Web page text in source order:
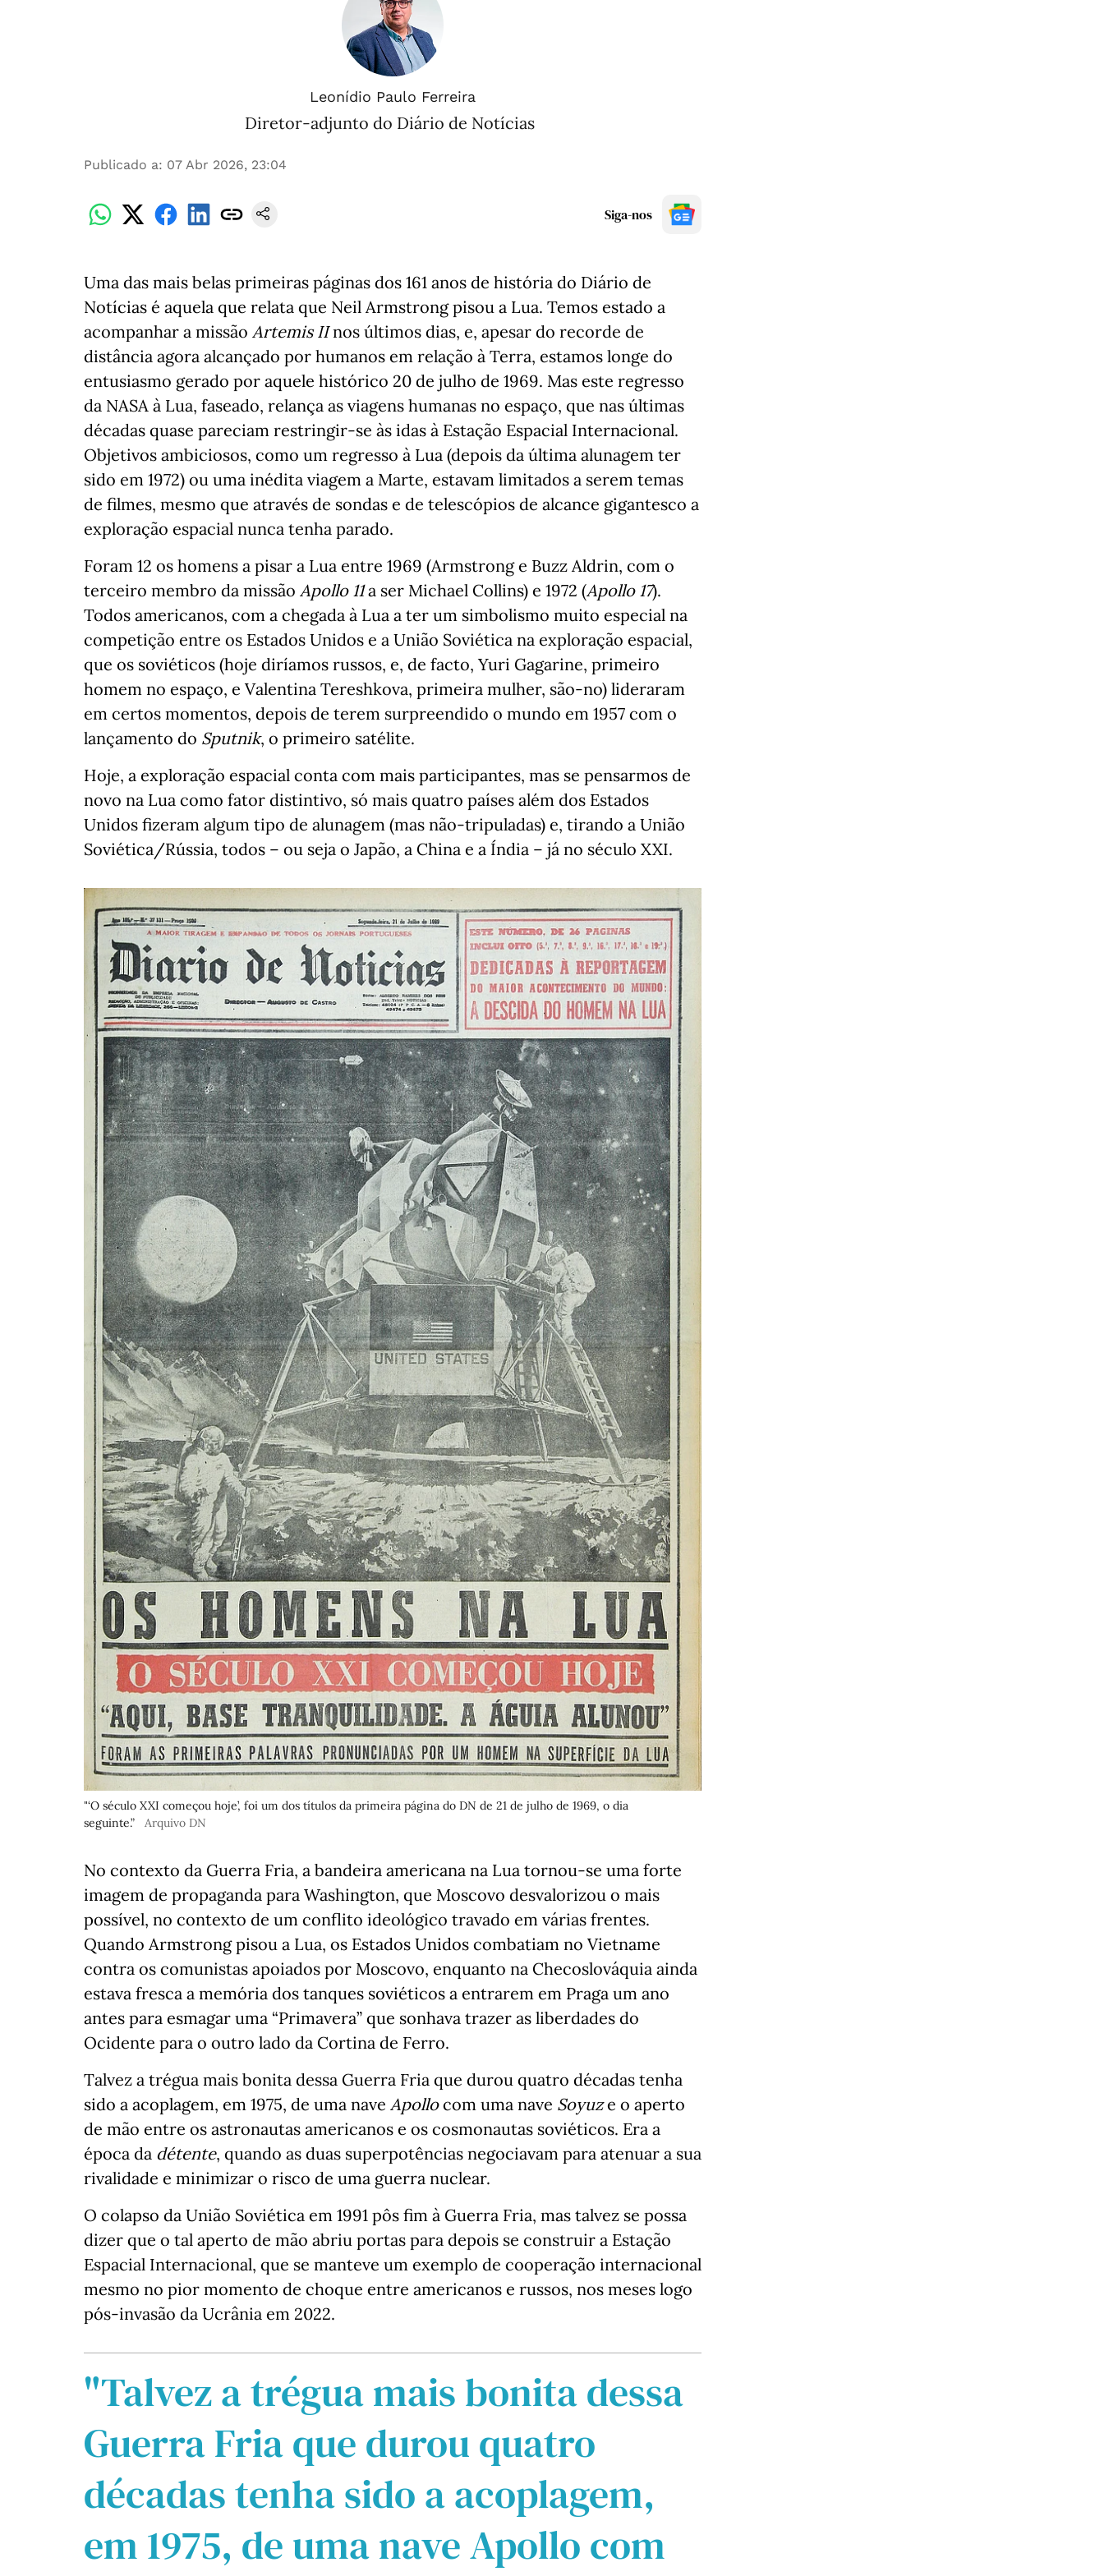
Leonídio Paulo Ferreira
Diretor-adjunto do Diário de Notícias
Publicado a: 07 Abr 2026, 23:04
Siga-nos
Uma das mais belas primeiras páginas dos 161 anos de história do Diário de
Notícias é aquela que relata que Neil Armstrong pisou a Lua. Temos estado a
acompanhar a missão Artemis IInos últimos dias, e, apesar do recorde de
distância agora alcançado por humanos em relação à Terra, estamos longe do
entusiasmo gerado por aquele histórico 20 de julho de 1969. Mas este regresso
da NASA à Lua, faseado, relança as viagens humanas no espaço, que nas últimas
décadas quase pareciam restringir-se às idas à Estação Espacial Internacional.
Objetivos ambiciosos, como um regresso à Lua (depois da última alunagem ter
sido em 1972) ou uma inédita viagem a Marte, estavam limitados a serem temas
de filmes, mesmo que através de sondas e de telescópios de alcance gigantesco a
exploração espacial nunca tenha parado.
Foram 12 os homens a pisar a Lua entre 1969 (Armstrong e Buzz Aldrin, com o
terceiro membro da missão Apollo 11a ser Michael Collins) e 1972 (Apollo 17).
Todos americanos, com a chegada à Lua a ter um simbolismo muito especial na
competição entre os Estados Unidos e a União Soviética na exploração espacial,
que os soviéticos (hoje diríamos russos, e, de facto, Yuri Gagarine, primeiro
homem no espaço, e Valentina Tereshkova, primeira mulher, são-no) lideraram
em certos momentos, depois de terem surpreendido o mundo em 1957 com o
lançamento do Sputnik, o primeiro satélite.
Hoje, a exploração espacial conta com mais participantes, mas se pensarmos de
novo na Lua como fator distintivo, só mais quatro países além dos Estados
Unidos fizeram algum tipo de alunagem (mas não-tripuladas) e, tirando a União
Soviética/Rússia, todos – ou seja o Japão, a China e a Índia – já no século XXI.
"‘O século XXI começou hoje’, foi um dos títulos da primeira página do DN de 21 de julho de 1969, o dia
seguinte.”
Arquivo DN
No contexto da Guerra Fria, a bandeira americana na Lua tornou-se uma forte
imagem de propaganda para Washington, que Moscovo desvalorizou o mais
possível, no contexto de um conflito ideológico travado em várias frentes.
Quando Armstrong pisou a Lua, os Estados Unidos combatiam no Vietname
contra os comunistas apoiados por Moscovo, enquanto na Checoslováquia ainda
estava fresca a memória dos tanques soviéticos a entrarem em Praga um ano
antes para esmagar uma “Primavera” que sonhava trazer as liberdades do
Ocidente para o outro lado da Cortina de Ferro.
Talvez a trégua mais bonita dessa Guerra Fria que durou quatro décadas tenha
sido a acoplagem, em 1975, de uma nave Apollocom uma nave Soyuze o aperto
de mão entre os astronautas americanos e os cosmonautas soviéticos. Era a
época da détente, quando as duas superpotências negociavam para atenuar a sua
rivalidade e minimizar o risco de uma guerra nuclear.
O colapso da União Soviética em 1991 pôs fim à Guerra Fria, mas talvez se possa
dizer que o tal aperto de mão abriu portas para depois se construir a Estação
Espacial Internacional, que se manteve um exemplo de cooperação internacional
mesmo no pior momento de choque entre americanos e russos, nos meses logo
pós-invasão da Ucrânia em 2022.
"Talvez a trégua mais bonita dessa
Guerra Fria que durou quatro
décadas tenha sido a acoplagem,
em 1975, de uma nave Apollo com